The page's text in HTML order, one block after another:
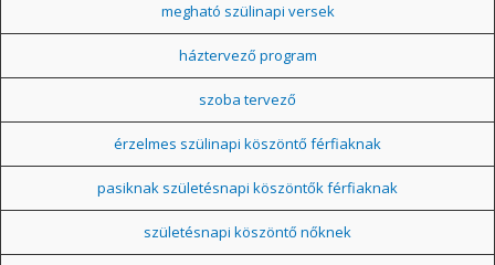
megható szülinapi versek
háztervező program
szoba tervező
érzelmes szülinapi köszöntő férfiaknak
pasiknak születésnapi köszöntők férfiaknak
születésnapi köszöntő nőknek